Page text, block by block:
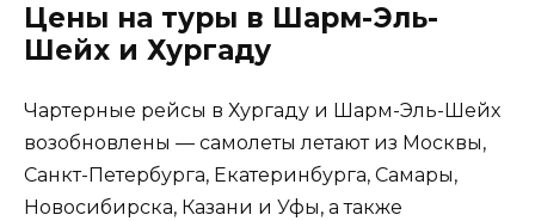
Цены на туры в Шарм-Эль-
Шейх и Хургаду
Чартерные рейсы в Хургаду и Шарм-Эль-Шейх
возобновлены — самолеты летают из Москвы,
Санкт-Петербурга, Екатеринбурга, Самары,
Новосибирска, Казани и Уфы, а также